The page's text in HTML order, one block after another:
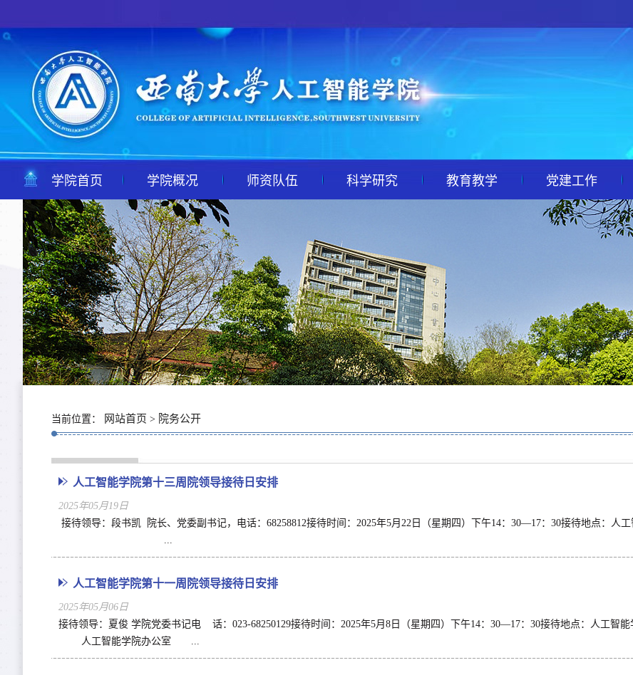
学院首页 学院概况 师资队伍 科学研究 教育教学 党建工作
当前位置： 网站首页 > 院务公开
人工智能学院第十三周院领导接待日安排
2025年05月19日
接待领导：段书凯 院长、党委副书记，电话：68258812接待时间：2025年5月22日（星期四）下午14：30—17：
...
人工智能学院第十一周院领导接待日安排
2025年05月06日
接待领导：夏俊 学院党委书记电 话：023-68250129接待时间：2025年5月8日（星期四）下午14：30—17：
人工智能学院办公室 ...